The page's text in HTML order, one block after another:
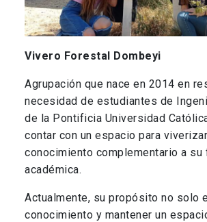
Vivero Forestal Dombeyi
Agrupación que nace en 2014 en
necesidad de estudiantes de
de la Pontificia Universidad
contar con un espacio para
conocimiento complementario a su
académica.
Actualmente, su propósito no solo
conocimiento y mantener un